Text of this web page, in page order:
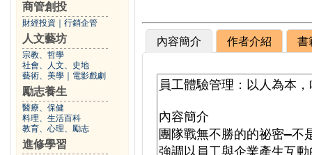
商管創投
財經投資 行銷企管
人文藝坊
宗教、哲學
社會、人文、史地
藝術、美學
電影戲劇
勵志養生
醫療、保健
料理、生活百科
教育、心理、勵志
進修學習
內容簡介 作者介紹 書